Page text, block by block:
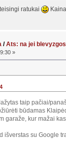
ratukai Kaina
/Ats: na jei
»
taip pačiai/
būdamas
garaže, kur mažai
išverstas su Google